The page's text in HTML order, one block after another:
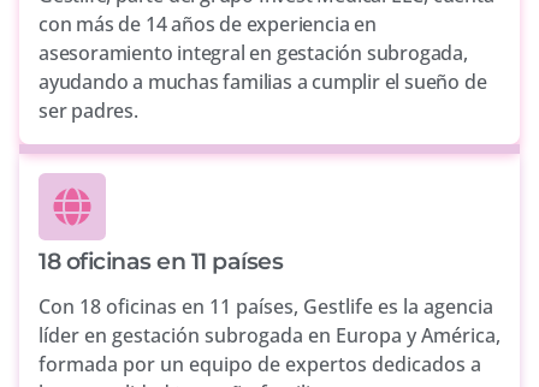
con más de 14 años de experiencia en
asesoramiento integral en gestación subrogada,
ayudando a muchas familias a cumplir el sueño de
ser padres.
18 oficinas en 11 países
Con 18 oficinas en 11 países, Gestlife es la agencia
líder en gestación subrogada en Europa y América,
formada por un equipo de expertos dedicados a